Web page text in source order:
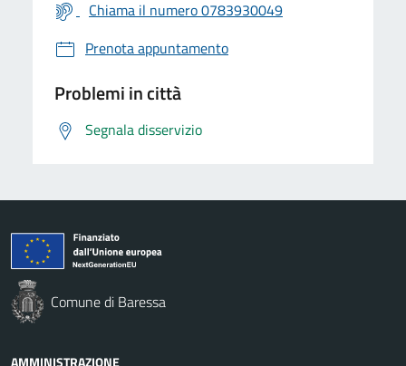
Chiama il numero 0783930049
Prenota appuntamento
Problemi in città
Segnala disservizio
Comune di Baressa
AMMINISTRAZIONE